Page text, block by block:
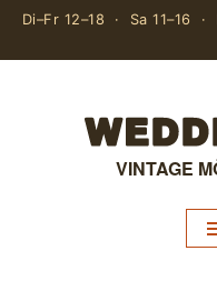
Di–Fr 12–18 · Sa 11–16
VINTAGE